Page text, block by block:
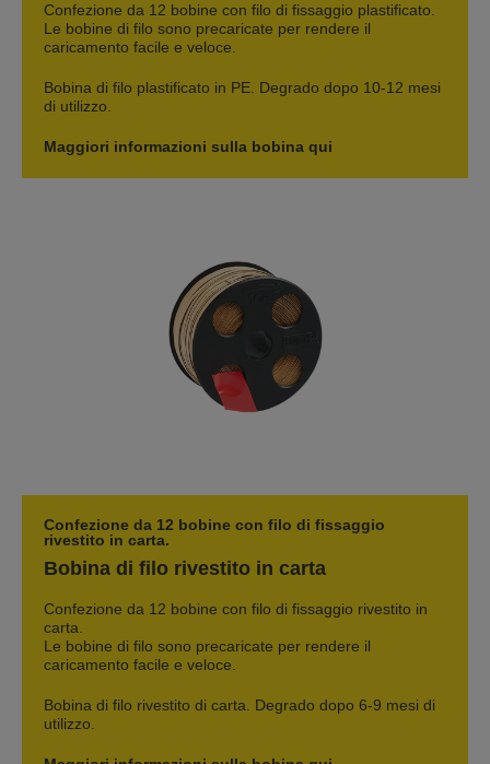
Confezione da 12 bobine con filo di fissaggio plastificato.
Le bobine di filo sono precaricate per rendere il
caricamento facile e veloce.
Bobina di filo plastificato in PE. Degrado dopo 10-12 mesi
di utilizzo.
Maggiori informazioni sulla bobina qui
Confezione da 12 bobine con filo di fissaggio
rivestito in carta.
Bobina di filo rivestito in carta
Confezione da 12 bobine con filo di fissaggio rivestito in
carta.
Le bobine di filo sono precaricate per rendere il
caricamento facile e veloce.
Bobina di filo rivestito di carta. Degrado dopo 6-9 mesi di
utilizzo.